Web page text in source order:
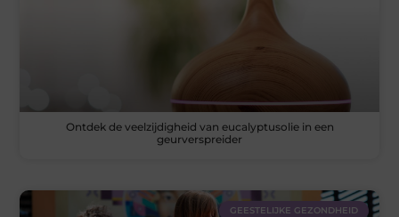
Ontdek de veelzijdigheid van eucalyptusolie in een
geurverspreider
GEESTELIJKE GEZONDHEID